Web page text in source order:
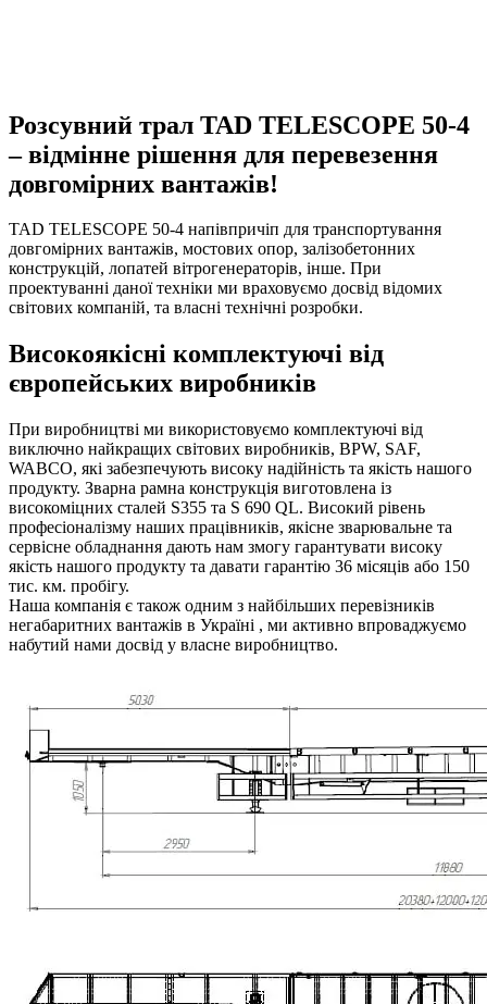
Розсувний трал TAD TELESCOPE 50-4
– відмінне рішення для перевезення
довгомірних вантажів!
TAD TELESCOPE 50-4 напівпричіп для транспортування
довгомірних вантажів, мостових опор, залізобетонних
конструкцій, лопатей вітрогенераторів, інше. При
проектуванні даної техніки ми враховуємо досвід відомих
світових компаній, та власні технічні розробки.
Високоякісні комплектуючі від
європейських виробників
При виробництві ми використовуємо комплектуючі від
виключно найкращих світових виробників, BPW, SAF,
WABCO, які забезпечують високу надійність та якість нашого
продукту. Зварна рамна конструкція виготовлена із
високоміцних сталей S355 та S 690 QL. Високий рівень
професіоналізму наших працівників, якісне зварювальне та
сервісне обладнання дають нам змогу гарантувати високу
якість нашого продукту та давати гарантію 36 місяців або 150
тис. км. пробігу.
Наша компанія є також одним з найбільших перевізників
негабаритних вантажів в Україні , ми активно впроваджуємо
набутий нами досвід у власне виробництво.